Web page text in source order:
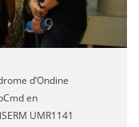
d’Ondine
en
UMR1141